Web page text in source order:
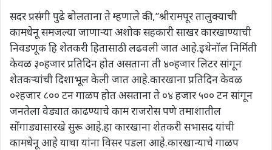
सदर प्रसंगी पुढे बोलताना ते म्हणाले की,”श्रीरामपूर तालुक्याची
कामधेनू समजल्या जाणाऱ्या अशोक सहकारी साखर कारखाण्याची
निवडणूक हि शेतकरी हितासाठी लढवली जात आहे.इथेनॉल निर्मिती
केवळ ३०हजार प्रतिदिन होत असताना ती ४०हजार लिटर सांगून
शेतकऱ्यांची दिशाभूल केली जात आहे.कारखाना प्रतिदिन केवळ
०२हजार ८०० टन गाळप होत असताना ते ०४ हजार ५०० टन सांगून
जनतेला वेड्यात काढण्याचे काम राजरोस पणे तमाशातील
सोंगाड्यासारखे सुरू आहे.हा कारखाना शेतकरी सभासद यांची
कामधेनू आहे याचा यांना विसर पडला आहे.कारखान्याचे गाळप